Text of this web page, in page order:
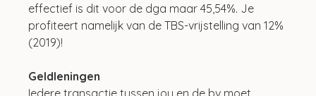
effectief is dit voor de dga maar 45,54%. Je
profiteert namelijk van de TBS-vrijstelling van 12%
(2019)!
Geldleningen
Iedere transactie tussen jou en de bv moet